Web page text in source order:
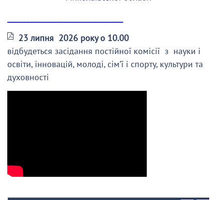
23 липня 2026 року о 10.00
відбудеться засідання постійної комісії з науки і
освіти, інновацій, молоді, сім’ї і спорту, культури та
духовності